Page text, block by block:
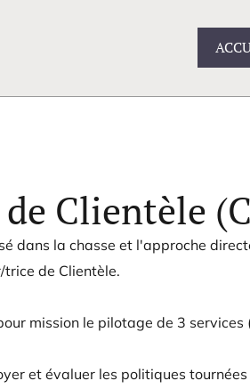
Clientèle
dans la chasse et l'approche
de Clientèle.
mission le pilotage de 3
et évaluer les politiques